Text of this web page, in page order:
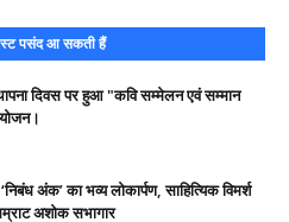
पसंद आ सकती हैं
दिवस पर हुआ "कवि सम्मेलन एवं सम्मान
अंक’ का भव्य लोकार्पण, साहित्यिक विमर्श
अशोक सभागार